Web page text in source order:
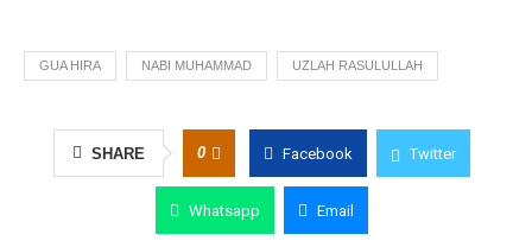
GUA HIRA NABI MUHAMMAD UZLAH RASULULLAH
SHARE 0 Facebook Twitter
Whatsapp Email